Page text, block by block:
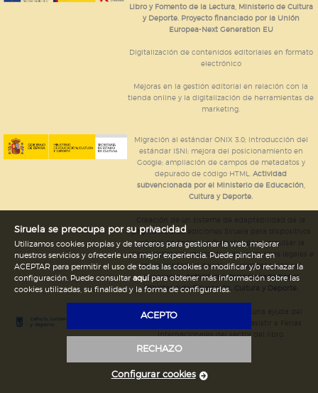
Libro y Fomento de la Lectura, Ministerio de Cultura
y Deporte. Proyecto financiado por la Unión
Europea-Next Generation EU
Digitalización de contenidos editoriales en formato
electrónico
Mejoras en la gestión editorial en relación con la
tienda online y la digitalización de herramientas de
marketing.
Migración al estándar ONIX 3.0; introducción del
estándar ISNI; mejora del posicionamiento en
Google; ampliación de campos de metadatos y
depurado de código HTML.Actividad
subvencionada por el Ministerio de Educación,
Cultura y Deporte.
página web de ediciones Siruela para dispositivos
móviles en todos sus formatos para impulsar la
comercialización de contenidos culturales legales e
implementación de los recursos tecnológicos
necesarios.Actividad subvencionada por el
Ministerio de Educación, Cultura y Deporte.
Ediciones Siruela ha percibido una ayuda del
Legal
Siruela se preocupa por su privacidad
Utilizamos cookies propias y de terceros para gestionar la web, mejorar
nuestros servicios y ofrecerle una mejor experiencia. Puede pinchar en
ACEPTAR para permitir el uso de todas las cookies o modificar y/o rechazar la
configuración. Puede consultar aquípara obtener más información sobre las
cookies utilizadas, su finalidad y la forma de configurarlas.
ACEPTO
RECHAZO
Configurar cookies